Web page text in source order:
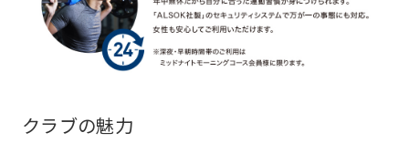
クラブの魅力
automatic
translation
service,